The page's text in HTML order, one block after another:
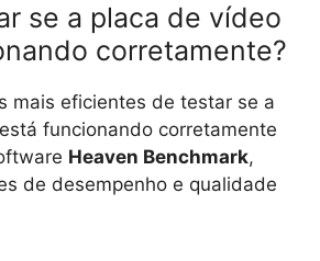
se a placa de vídeo
corretamente?
mais eficientes de testar se a
está funcionando corretamente
Heaven Benchmark,
de desempenho e qualidade